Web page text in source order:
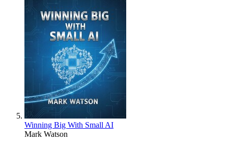
Winning Big With Small AI
Mark Watson